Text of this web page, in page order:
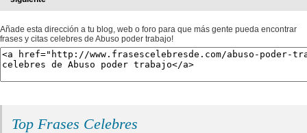
Añade esta dirección a tu blog, web o foro para que más gente pueda encontrar
frases y citas celebres de Abuso poder trabajo!
Top Frases Celebres